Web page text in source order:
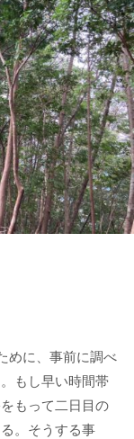
めに、事前に調べ
もし早い時間帯
もって二日目の
。そうする事